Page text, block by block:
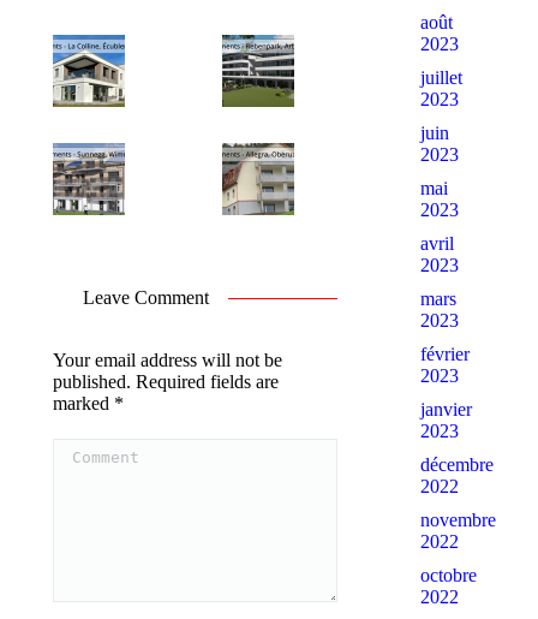
Leave Comment
Your email address will not be
published. Required fields are
marked *
août
2023
juillet
2023
juin
2023
mai
2023
avril
2023
mars
2023
février
2023
janvier
2023
décembre
2022
novembre
2022
octobre
2022